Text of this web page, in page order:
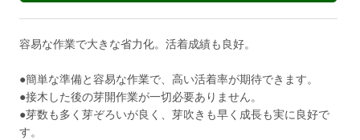
容易な作業で大きな省力化。活着成績も良好。
●簡単な準備と容易な作業で、高い活着率が期待できます。
●接木した後の芽開作業が一切必要ありません。
●芽数も多く芽ぞろいが良く、芽吹きも早く成長も実に良好で
す。